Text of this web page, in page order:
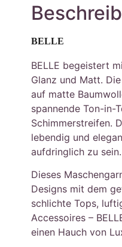
BELLE
BELLE begeistert
Glanz und Matt.
auf matte
spannende Ton-in-
Schimmerstreifen.
lebendig und
aufdringlich zu sein.
Dieses
Designs mit dem
schlichte Tops,
Accessoires –
einen Hauch von